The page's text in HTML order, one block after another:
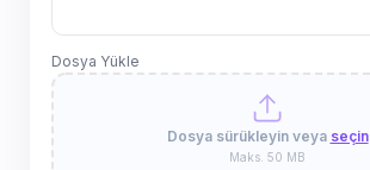
Dosya Yükle
Dosya sürükleyin veya seçin
Maks. 50 MB